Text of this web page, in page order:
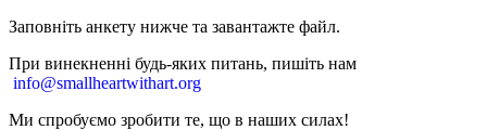
Заповніть анкету нижче та завантажте файл.
При винекненні будь-яких питань, пишіть нам
info@smallheartwithart.org
Ми спробуємо зробити те, що в наших силах!